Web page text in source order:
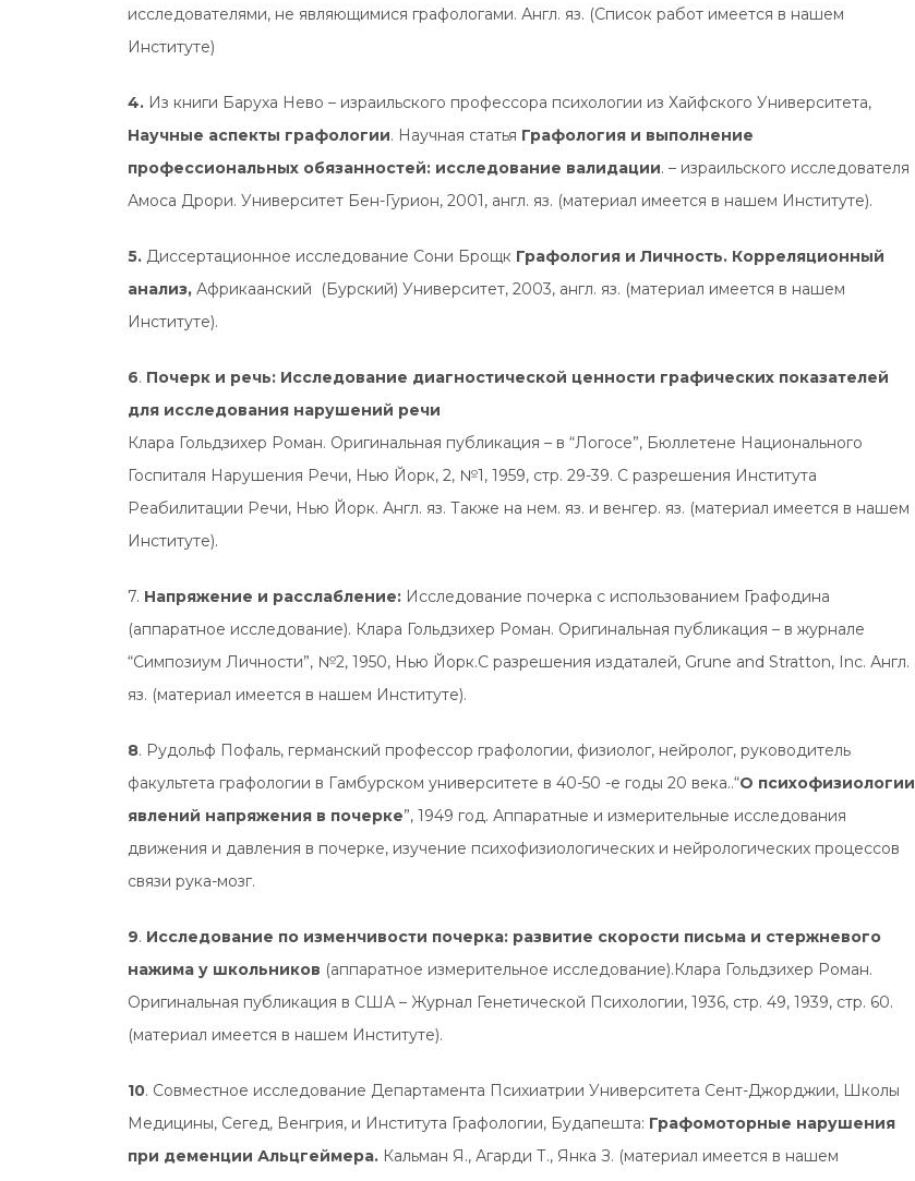
исследователями, не являющимися графологами. Англ. яз. (Список работ имеется в нашем
Институте)
4. Из книги Баруха Нево – израильского профессора психологии из Хайфского Университета,
Научные аспекты графологии. Научная статья Графология и выполнение
профессиональных обязанностей: исследование валидации. – израильского исследователя
Амоса Дрори. Университет Бен-Гурион, 2001, англ. яз. (материал имеется в нашем Институте).
5. Диссертационное исследование Сони Брощк Графология и Личность. Корреляционный
анализ, Африкаанский (Бурский) Университет, 2003, англ. яз. (материал имеется в нашем
Институте).
6. Почерк и речь: Исследование диагностической ценности графических показателей
для исследования нарушений речи
Клара Гольдзихер Роман. Оригинальная публикация – в “Логосе”, Бюллетене Национального
Госпиталя Нарушения Речи, Нью Йорк, 2, №1, 1959, стр. 29-39. С разрешения Института
Реабилитации Речи, Нью Йорк. Англ. яз. Также на нем. яз. и венгер. яз. (материал имеется в нашем
Институте).
7. Напряжение и расслабление: Исследование почерка с использованием Графодина
(аппаратное исследование). Клара Гольдзихер Роман. Оригинальная публикация – в журнале
“Симпозиум Личности”, №2, 1950, Нью Йорк.С разрешения издаталей, Grune and Stratton, Inc. Англ.
яз. (материал имеется в нашем Институте).
8. Рудольф Пофаль, германский профессор графологии, физиолог, нейролог, руководитель
факультета графологии в Гамбурском университете в 40-50 -е годы 20 века..“О психофизиологии
явлений напряжения в почерке”, 1949 год. Аппаратные и измерительные исследования
движения и давления в почерке, изучение психофизиологических и нейрологических процессов
связи рука-мозг.
9. Исследование по изменчивости почерка: развитие скорости письма и стержневого
нажима у школьников (аппаратное измерительное исследование).Клара Гольдзихер Роман.
Оригинальная публикация в США – Журнал Генетической Психологии, 1936, стр. 49, 1939, стр. 60.
(материал имеется в нашем Институте).
10. Совместное исследование Департамента Психиатрии Университета Сент-Джорджии, Школы
Медицины, Сегед, Венгрия, и Института Графологии, Будапешта: Графомоторные нарушения
при деменции Альцгеймера. Кальман Я., Агарди Т., Янка З. (материал имеется в нашем